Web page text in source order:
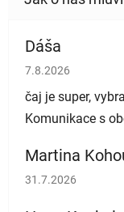
Dáša
Hodnocení
7.8.2026
čaj je super,
Komunikace s
Martina
Hodnocení
31.7.2026